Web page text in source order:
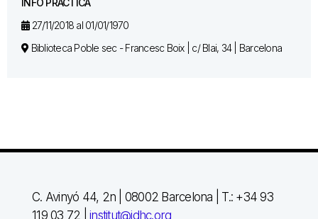
27/11/2018 al 01/01/1970
Biblioteca Poble sec - Francesc Boix | c/ Blai, 34 | Barcelona
C. Avinyó 44, 2n | 08002 Barcelona | T.: +34 93
119 03 72
institut@idhc.org